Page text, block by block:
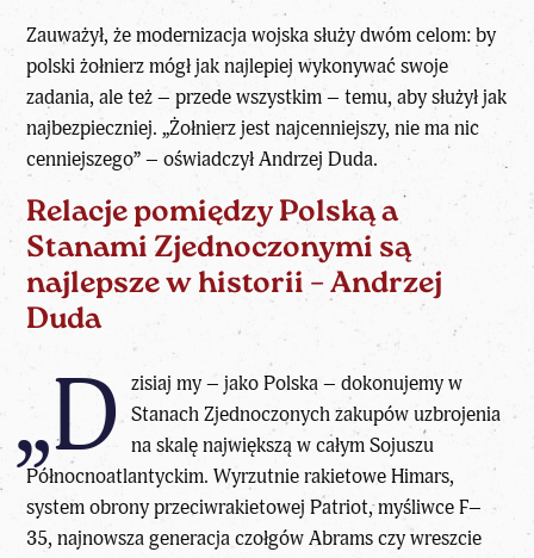
Zauważył, że modernizacja wojska służy dwóm celom: by
polski żołnierz mógł jak najlepiej wykonywać swoje
zadania, ale też – przede wszystkim – temu, aby służył jak
najbezpieczniej. „Żołnierz jest najcenniejszy, nie ma nic
cenniejszego” – oświadczył Andrzej Duda.
Relacje pomiędzy Polską a
Stanami Zjednoczonymi są
najlepsze w historii – Andrzej
Duda
„D
zisiaj my – jako Polska – dokonujemy w
Stanach Zjednoczonych zakupów uzbrojenia
na skalę największą w całym Sojuszu
Północnoatlantyckim. Wyrzutnie rakietowe Himars,
system obrony przeciwrakietowej Patriot, myśliwce F–
35, najnowsza generacja czołgów Abrams czy wreszcie